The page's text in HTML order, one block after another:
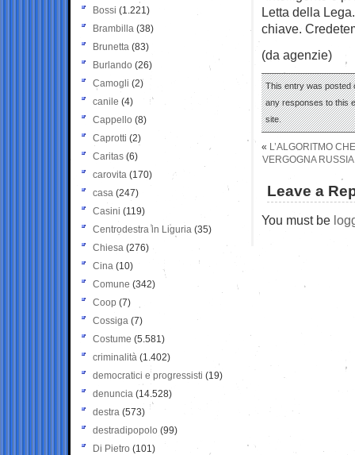
Letta della
chiave.
(da agenzie)
This entry was posted
any responses to this
site.
« L’ALGORITMO
VERGOGNA
Leave a
You must be
Bossi (1.221)
Brambilla (38)
Brunetta (83)
Burlando (26)
Camogli (2)
canile (4)
Cappello (8)
Caprotti (2)
Caritas (6)
carovita (170)
casa (247)
Casini (119)
Centrodestra in Liguria (35)
Chiesa (276)
Cina (10)
Comune (342)
Coop (7)
Cossiga (7)
Costume (5.581)
criminalità (1.402)
democratici e progressisti (19)
denuncia (14.528)
destra (573)
destradipopolo (99)
Di Pietro (101)